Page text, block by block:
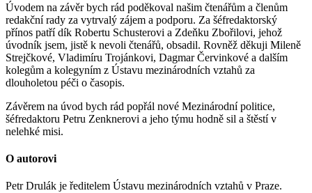
Úvodem na závěr bych rád poděkoval našim čtenářům a členům
redakční rady za vytrvalý zájem a podporu. Za šéfredaktorský
přínos patří dík Robertu Schusterovi a Zdeňku Zbořilovi, jehož
úvodník jsem, jistě k nevoli čtenářů, obsadil. Rovněž děkuji Mileně
Strejčkové, Vladimíru Trojánkovi, Dagmar Červinkové a dalším
kolegům a kolegyním z Ústavu mezinárodních vztahů za
dlouholetou péči o časopis.
Závěrem na úvod bych rád popřál nové Mezinárodní politice,
šéfredaktoru Petru Zenknerovi a jeho týmu hodně sil a štěstí v
nelehké misi.
O autorovi
Petr Drulák je ředitelem Ústavu mezinárodních vztahů v Praze.